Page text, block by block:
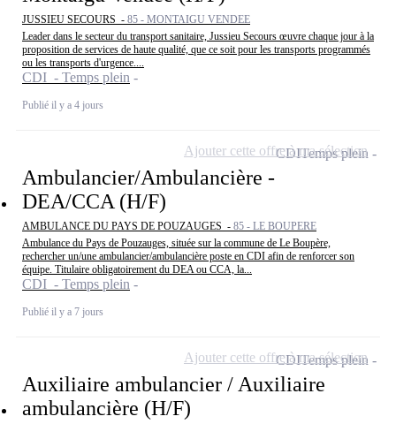
JUSSIEU SECOURS - 85 - MONTAIGU VENDEE
Leader dans le secteur du transport sanitaire, Jussieu Secours œuvre chaque jour à la
proposition de services de haute qualité, que ce soit pour les transports programmés
ou les transports d'urgence....
CDI - Temps plein
Publié il y a 4 jours
Ambulancier/Ambulancière -
DEA/CCA (H/F)
AMBULANCE DU PAYS DE POUZAUGES - 85 - LE BOUPERE
Ambulance du Pays de Pouzauges, située sur la commune de Le Boupère,
rechercher un/une ambulancier/ambulancière poste en CDI afin de renforcer son
équipe. Titulaire obligatoirement du DEA ou CCA, la...
CDI - Temps plein
Publié il y a 7 jours
CDITemps plein
Ajouter cette offre à ma sélection
Auxiliaire ambulancier / Auxiliaire
ambulancière (H/F)
CDITemps plein
Ajouter cette offre à ma sélection